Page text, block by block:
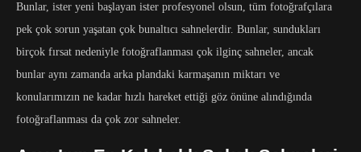
Bunlar, ister yeni başlayan ister profesyonel olsun, tüm fotoğrafçılara
pek çok sorun yaşatan çok bunaltıcı sahnelerdir. Bunlar, sundukları
birçok fırsat nedeniyle fotoğraflanması çok ilginç sahneler, ancak
bunlar aynı zamanda arka plandaki karmaşanın miktarı ve
konularımızın ne kadar hızlı hareket ettiği göz önüne alındığında
fotoğraflanması da çok zor sahneler.